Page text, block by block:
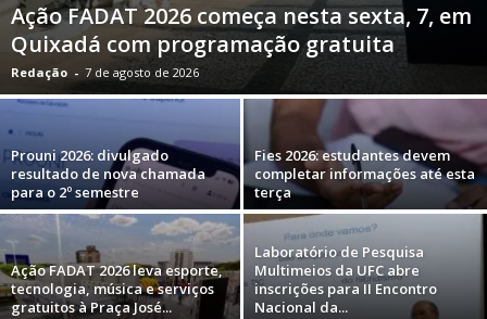
Ação FADAT 2026 começa nesta sexta, 7, em
Quixadá com programação gratuita
Redação - 7 de agosto de 2026
Prouni 2026: divulgado
resultado de nova chamada
para o 2º semestre
Fies 2026: estudantes devem
completar informações até esta
terça
Ação FADAT 2026 leva esporte,
tecnologia, música e serviços
gratuitos à Praça José...
Laboratório de Pesquisa
Multimeios da UFC abre
inscrições para II Encontro
Nacional da...